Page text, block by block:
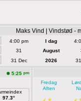
Maks Vind | Vindstød -
4:00 pm I dag
31 August
31 Dec 2026
5:25 pm
97.3°
Fredag
Aften